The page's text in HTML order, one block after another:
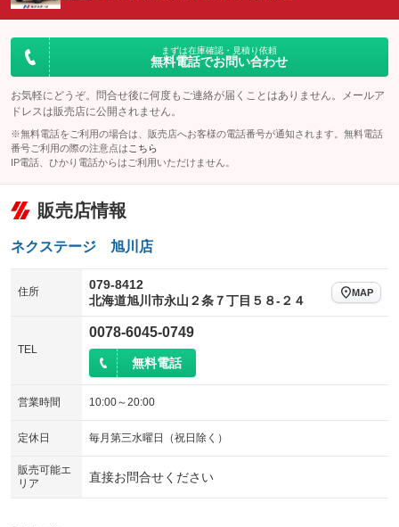
エアサスペンション ヘッドライトウォッシャー
まずは在庫確認・見積り依頼
無料電話でお問い合わせ
お気軽にどうぞ。問合せ後に何度もご連絡が届くことはありません。メールア
ドレスは販売店に公開されません。
※無料電話をご利用の場合は、販売店へお客様の電話番号が通知されます。無料電話
番号ご利用の際の注意点は こちら
IP電話、ひかり電話からはご利用いただけません。
販売店情報
ネクステージ 旭川店
住所
079-8412
北海道旭川市永山２条７丁目５８‐２４
MAP
TEL
0078-6045-0749
無料電話
営業時間 10:00～20:00
定休日 毎月第三水曜日（祝日除く）
販売可能エ
リア
直接お問合せください